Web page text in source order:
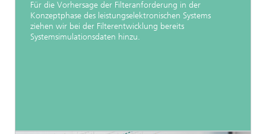
Für die Vorhersage der Filteranforderung in der
Konzeptphase des leistungselektronischen Systems
ziehen wir bei der Filterentwicklung bereits
Systemsimulationsdaten hinzu.